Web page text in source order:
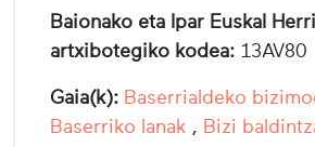
Baionako eta Ipar Euskal
artxibotegiko kodea: 13AV80
Gaia(k): Baserrialdeko
Baserriko lanak , Bizi